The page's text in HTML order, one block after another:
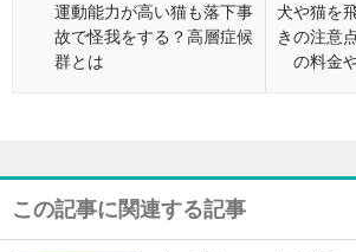
運動能力が高い猫も落下事
故で怪我をする？高層症候
群とは
犬や猫を
きの注意
の料金
この記事に関連する記事